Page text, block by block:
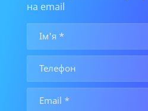
на email